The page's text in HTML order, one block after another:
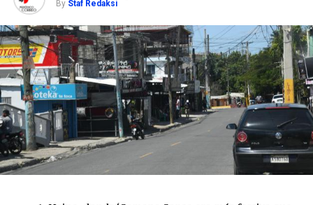
By Staf Redaksi